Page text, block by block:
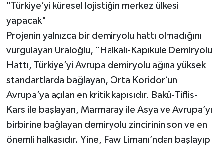
"Türkiye’yi küresel lojistiğin merkez ülkesi
yapacak"
Projenin yalnızca bir demiryolu hattı olmadığını
vurgulayan Uraloğlu, "Halkalı-Kapıkule Demiryolu
Hattı, Türkiye’yi Avrupa demiryolu ağına yüksek
standartlarda bağlayan, Orta Koridor’un
Avrupa’ya açılan en kritik kapısıdır. Bakü-Tiflis-
Kars ile başlayan, Marmaray ile Asya ve Avrupa’yı
birbirine bağlayan demiryolu zincirinin son ve en
önemli halkasıdır. Yine, Faw Limanı’ndan başlayıp